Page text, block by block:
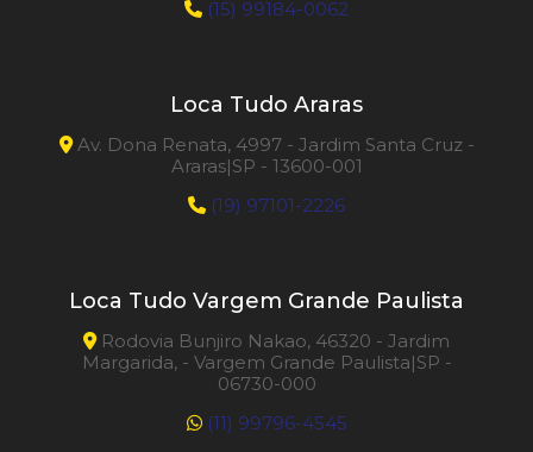
(15) 99184-0062
Loca Tudo Araras
Av. Dona Renata, 4997 - Jardim Santa Cruz -
Araras|SP - 13600-001
(19) 97101-2226
Loca Tudo Vargem Grande Paulista
Rodovia Bunjiro Nakao, 46320 - Jardim
Margarida, - Vargem Grande Paulista|SP -
06730-000
(11) 99796-4545